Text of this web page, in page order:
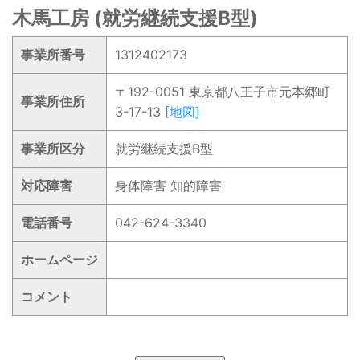
木馬工房 (就労継続支援B型)
事業所番号 1312402173
事業所住所
〒192-0051 東京都八王子市元本郷町
3-17-13 [地図]
事業所区分 就労継続支援B型
対応障害 身体障害 知的障害
電話番号 042-624-3340
ホームページ
コメント